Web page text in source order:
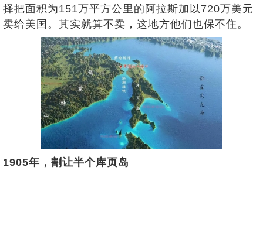
择把面积为151万平方公里的阿拉斯加以720万美元
卖给美国。其实就算不卖，这地方他们也保不住。
1905年，割让半个库页岛